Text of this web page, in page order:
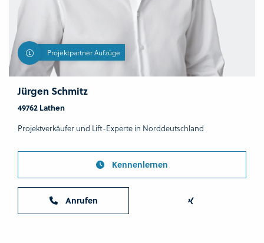
Projektpartner Aufzüge
Jürgen Schmitz
49762 Lathen
Projektverkäufer und Lift-Experte in Norddeutschland
Kennenlernen
Anrufen